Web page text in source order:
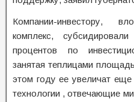
Компании-инвестору,
комплекс,
процентов по
занятая теплицами
этом году ее увеличат еще
технологии , отвечающие